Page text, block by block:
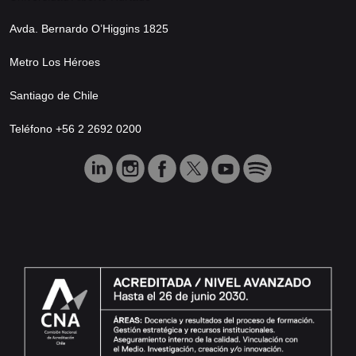
Avda. Bernardo O’Higgins 1825
Metro Los Héroes
Santiago de Chile
Teléfono +56 2 2692 0200